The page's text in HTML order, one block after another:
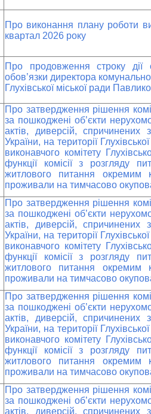
Про виконання плану роботи
квартал 2026 року
Про продовження строку дії
обов’язки директора
Глухівської міської ради
Про затвердження рішення
за пошкоджені об’єкти
актів, диверсій, спричинених
України, на території
виконавчого комітету
функції комісії з розгляду
житлового питання окремим
проживали на тимчасово
Про затвердження рішення
за пошкоджені об’єкти
актів, диверсій, спричинених
України, на території
виконавчого комітету
функції комісії з розгляду
житлового питання окремим
проживали на тимчасово
Про затвердження рішення
за пошкоджені об’єкти
актів, диверсій, спричинених
України, на території
виконавчого комітету
функції комісії з розгляду
житлового питання окремим
проживали на тимчасово
Про затвердження рішення
за пошкоджені об’єкти
актів, диверсій, спричинених